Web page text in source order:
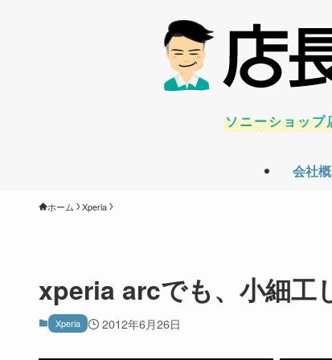
会社
ソニーショッ
ホーム Xperia
xperia arcでも、小細工
Xperia 2012年6月26日